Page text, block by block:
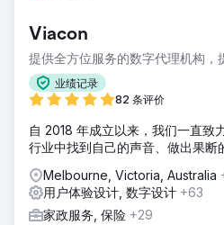
Viacon
提供全方位服务的数字代理机构，
业绩记录
82 条评价
自 2018 年成立以来，我们一直致
行业中找到自己的声音、做出果断
Melbourne, Victoria, Australia
用户体验设计, 数字设计 +63
家政服务, 保险 +29